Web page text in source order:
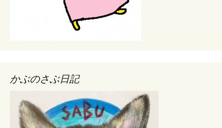
かぶのさぶ日記